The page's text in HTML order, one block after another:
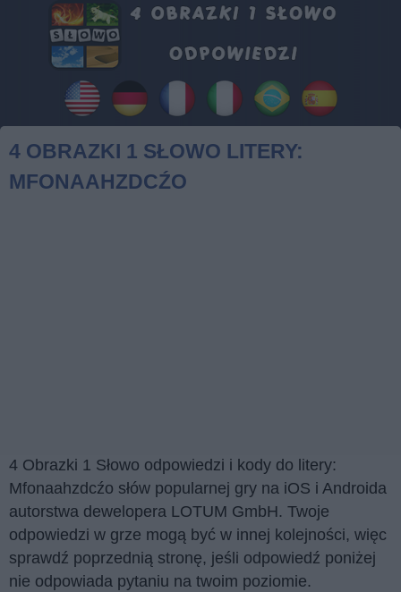
4 OBRAZKI 1 SŁOWO LITERY:
MFONAAHZDCŹO
4 Obrazki 1 Słowo odpowiedzi i kody do litery:
Mfonaahzdcźo słów popularnej gry na iOS i Androida
autorstwa dewelopera LOTUM GmbH. Twoje
odpowiedzi w grze mogą być w innej kolejności, więc
sprawdź poprzednią stronę, jeśli odpowiedź poniżej
nie odpowiada pytaniu na twoim poziomie.